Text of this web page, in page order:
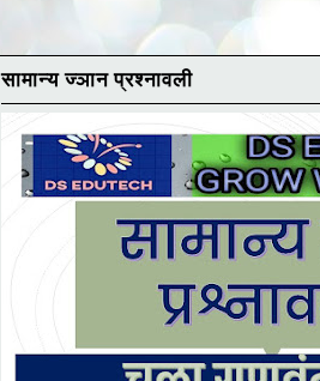
सामान्य ज्ञान प्रश्नावली